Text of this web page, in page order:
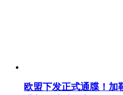
欧盟下发正式通牒！加